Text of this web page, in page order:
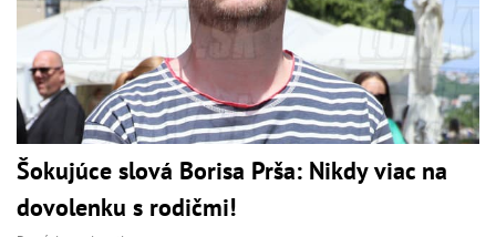
Šokujúce slová Borisa Prša: Nikdy viac na
dovolenku s rodičmi!